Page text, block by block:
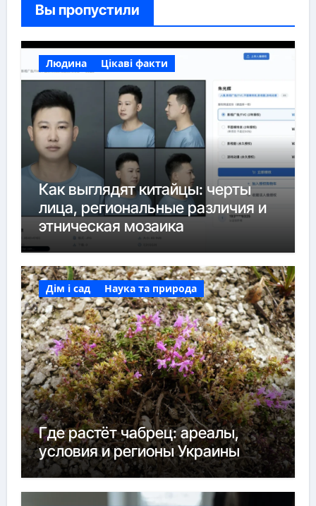
Вы пропустили
Людина Цікаві факти
Как выглядят китайцы: черты
лица, региональные различия и
этническая мозаика
Дім і сад Наука та природа
Где растёт чабрец: ареалы,
условия и регионы Украины